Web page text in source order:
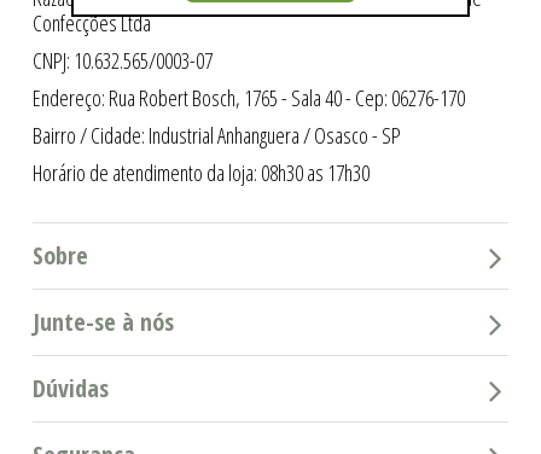
Confecções Ltda
CNPJ: 10.632.565/0003-07
Endereço: Rua Robert Bosch, 1765 - Sala 40 - Cep: 06276-170
Bairro / Cidade: Industrial Anhanguera / Osasco - SP
Horário de atendimento da loja: 08h30 as 17h30
Sobre
Junte-se à nós
Dúvidas